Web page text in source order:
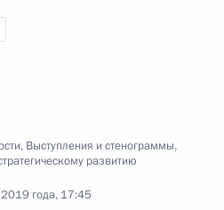
, Выступления и стенограммы,
развитию
года, 17:45